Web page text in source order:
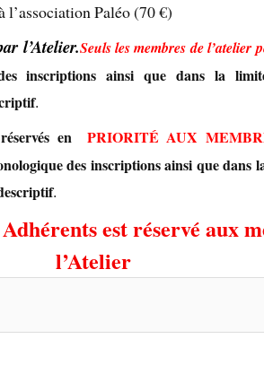
l’association Paléo (70 €)
l’Atelier.Seuls les membres de l’atelier
inscriptions ainsi que dans la
.
enPRIORITÉ AUX
des inscriptions ainsi que dans
.
Adhérents est réservé aux
l’Atelier